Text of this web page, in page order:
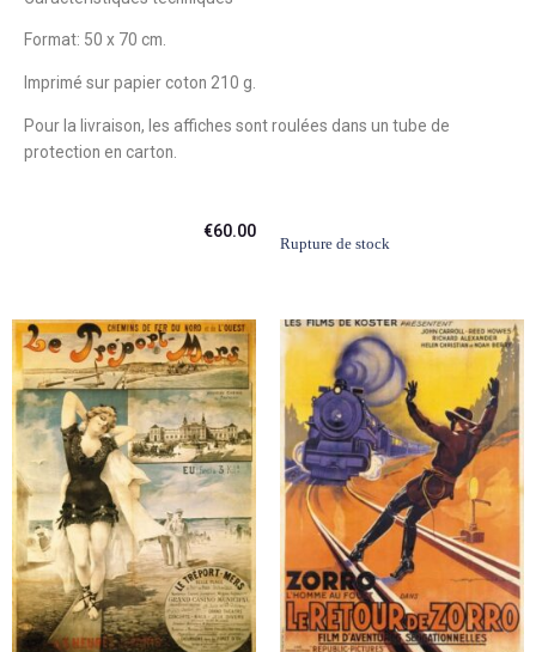
Format: 50 x 70 cm.
Imprimé sur papier coton 210 g.
Pour la livraison, les affiches sont roulées dans un tube de
protection en carton.
€60.00
Rupture de stock